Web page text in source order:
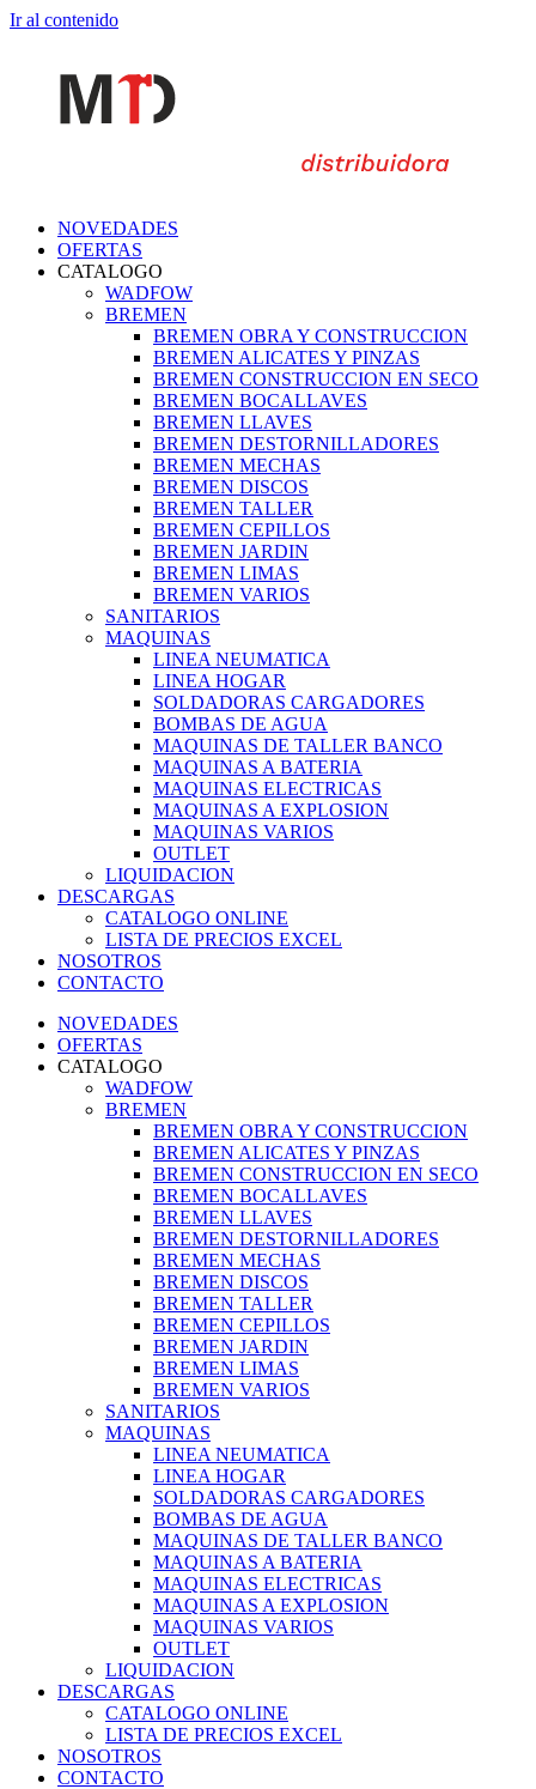
Ir al contenido
NOVEDADES
OFERTAS
CATALOGO
WADFOW
BREMEN
BREMEN OBRA Y CONSTRUCCION
BREMEN ALICATES Y PINZAS
BREMEN CONSTRUCCION EN SECO
BREMEN BOCALLAVES
BREMEN LLAVES
BREMEN DESTORNILLADORES
BREMEN MECHAS
BREMEN DISCOS
BREMEN TALLER
BREMEN CEPILLOS
BREMEN JARDIN
BREMEN LIMAS
BREMEN VARIOS
SANITARIOS
MAQUINAS
LINEA NEUMATICA
LINEA HOGAR
SOLDADORAS CARGADORES
BOMBAS DE AGUA
MAQUINAS DE TALLER BANCO
MAQUINAS A BATERIA
MAQUINAS ELECTRICAS
MAQUINAS A EXPLOSION
MAQUINAS VARIOS
OUTLET
LIQUIDACION
DESCARGAS
CATALOGO ONLINE
LISTA DE PRECIOS EXCEL
NOSOTROS
CONTACTO
NOVEDADES
OFERTAS
CATALOGO
WADFOW
BREMEN
BREMEN OBRA Y CONSTRUCCION
BREMEN ALICATES Y PINZAS
BREMEN CONSTRUCCION EN SECO
BREMEN BOCALLAVES
BREMEN LLAVES
BREMEN DESTORNILLADORES
BREMEN MECHAS
BREMEN DISCOS
BREMEN TALLER
BREMEN CEPILLOS
BREMEN JARDIN
BREMEN LIMAS
BREMEN VARIOS
SANITARIOS
MAQUINAS
LINEA NEUMATICA
LINEA HOGAR
SOLDADORAS CARGADORES
BOMBAS DE AGUA
MAQUINAS DE TALLER BANCO
MAQUINAS A BATERIA
MAQUINAS ELECTRICAS
MAQUINAS A EXPLOSION
MAQUINAS VARIOS
OUTLET
LIQUIDACION
DESCARGAS
CATALOGO ONLINE
LISTA DE PRECIOS EXCEL
NOSOTROS
CONTACTO